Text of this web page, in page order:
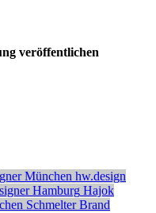
veröffentlichen
München hw.design
Hamburg Hajok
Schmelter Brand